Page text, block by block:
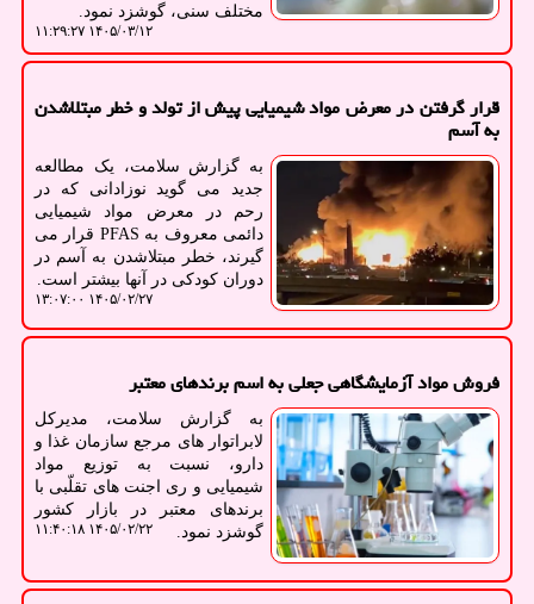
مختلف سنی، گوشزد نمود.
۱۴۰۵/۰۳/۱۲ ۱۱:۲۹:۲۷
قرار گرفتن در معرض مواد شیمیایی پیش از تولد و خطر مبتلاشدن
به آسم
به گزارش سلامت، یک مطالعه
جدید می گوید نوزادانی که در
رحم در معرض مواد شیمیایی
دائمی معروف به PFAS قرار می
گیرند، خطر مبتلاشدن به آسم در
دوران کودکی در آنها بیشتر است.
۱۴۰۵/۰۲/۲۷ ۱۳:۰۷:۰۰
فروش مواد آزمایشگاهی جعلی به اسم برندهای معتبر
به گزارش سلامت، مدیرکل
لابراتوار های مرجع سازمان غذا و
دارو، نسبت به توزیع مواد
شیمیایی و ری اجنت های تقلّبی با
برندهای معتبر در بازار کشور
گوشزد نمود.
۱۴۰۵/۰۲/۲۲ ۱۱:۴۰:۱۸